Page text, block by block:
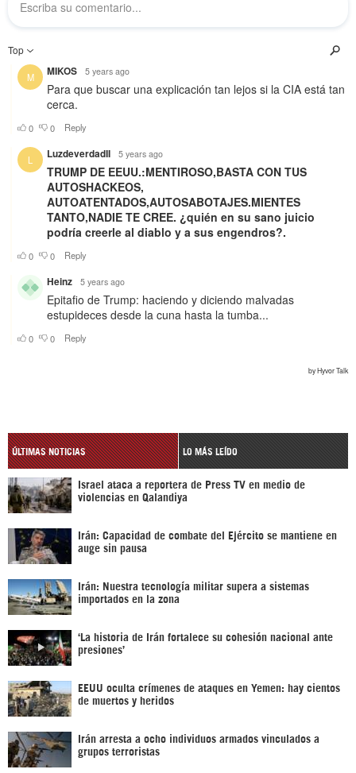
ÚLTIMAS NOTICIAS LO MÁS LEÍDO
Israel ataca a reportera de Press TV en medio de
violencias en Qalandiya
Irán: Capacidad de combate del Ejército se mantiene en
auge sin pausa
Irán: Nuestra tecnología militar supera a sistemas
importados en la zona
‘La historia de Irán fortalece su cohesión nacional ante
presiones’
EEUU oculta crímenes de ataques en Yemen: hay cientos
de muertos y heridos
Irán arresta a ocho individuos armados vinculados a
grupos terroristas